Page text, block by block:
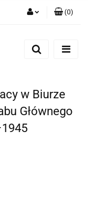
Zarejestruj się
(0)
w Biurze
Głównego